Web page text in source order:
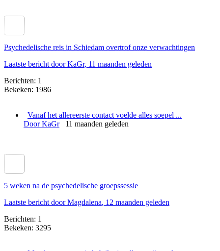
Psychedelische reis in Schiedam overtrof onze verwachtingen
Laatste bericht door KaGr, 11 maanden geleden
Berichten: 1
Bekeken: 1986
Vanaf het allereerste contact voelde alles soepel ...
Door KaGr11 maanden geleden
5 weken na de psychedelische groepssessie
Laatste bericht door Magdalena, 12 maanden geleden
Berichten: 1
Bekeken: 3295